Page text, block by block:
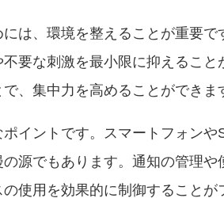
は、環境を整えることが重要で
要な刺激を最小限に抑えること
、集中力を高めることができま
イントです。スマートフォン
源でもあります。通知の管理や
使用を効果的に制御することが